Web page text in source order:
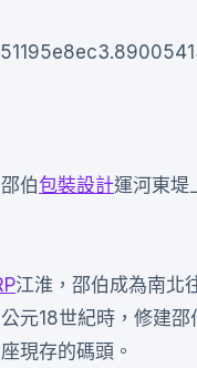
伯包裝設計運河東堤
江淮，邵伯成為南北
元18世紀時，修建
現存的碼頭。